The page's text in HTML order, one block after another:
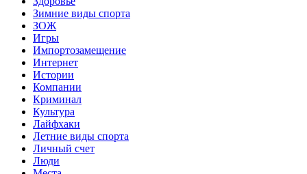
Зимние виды спорта
ЗОЖ
Игры
Импортозамещение
Интернет
Истории
Компании
Криминал
Культура
Лайфхаки
Летние виды спорта
Личный счет
Люди